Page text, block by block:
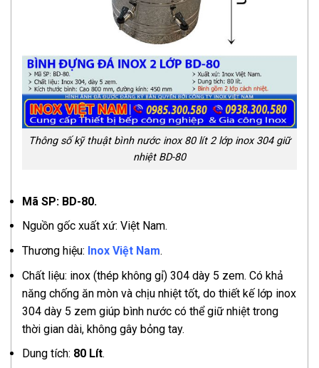
Thông số kỹ thuật bình nước inox 80 lít 2 lớp inox 304 giữ
nhiệt BD-80
Mã SP: BD-80.
Nguồn gốc xuất xứ: Việt Nam.
Thương hiệu: Inox Việt Nam.
Chất liệu: inox (thép không gỉ) 304 dày 5 zem. Có khả
năng chống ăn mòn và chịu nhiệt tốt, do thiết kế lớp inox
304 dày 5 zem giúp bình nước có thể giữ nhiệt trong
thời gian dài, không gây bỏng tay.
Dung tích: 80 Lít.